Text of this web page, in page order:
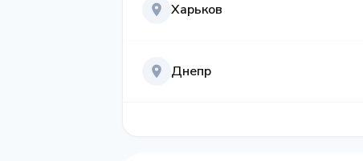
Харьков
Днепр